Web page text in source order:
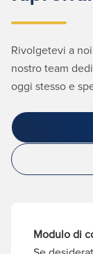
Rivolgetevi a
nostro team
oggi stesso e
Modulo di